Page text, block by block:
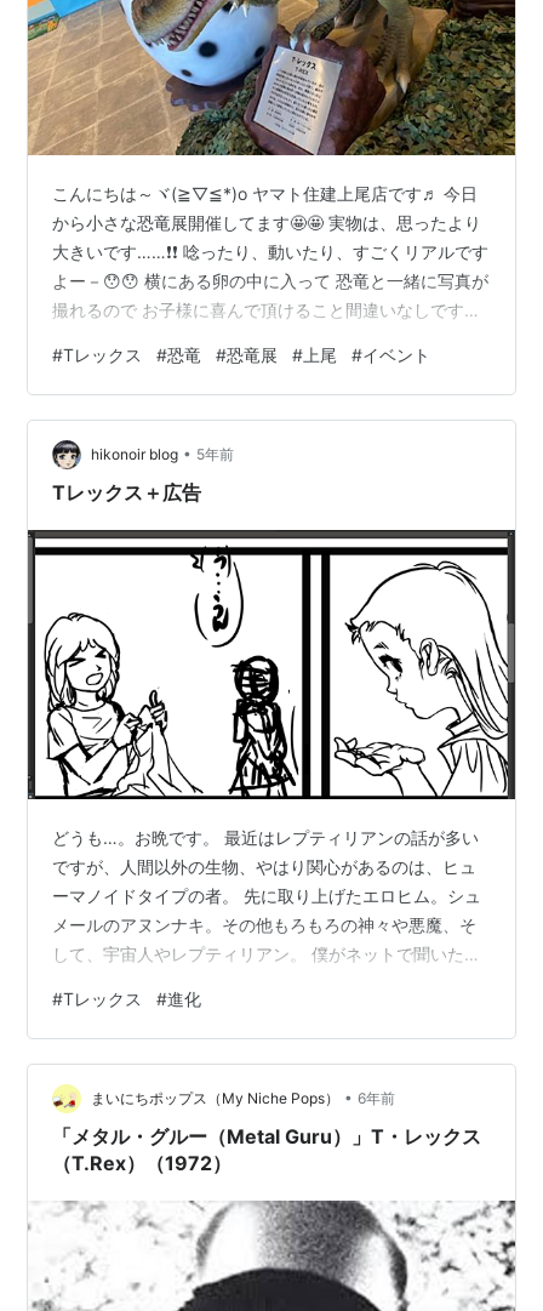
こんにちは～ヾ(≧▽≦*)o ヤマト住建上尾店です♬ 今日
から小さな恐竜展開催してます🤩🤩 実物は、思ったより
大きいです……❗❗ 唸ったり、動いたり、すごくリアルです
よー－😯😯 横にある卵の中に入って 恐竜と一緒に写真が
撮れるので お子様に喜んで頂けること間違いなしです✨
ります😊 ご来店予約はこちらから↓↓ reg34.smp.ne.jp
#Tレックス #恐竜 #恐竜展 # 上尾 #イベント
hikonoir blog • 5年前
Tレックス＋広告
どうも…。お晩です。 最近はレプティリアンの話が多い
ですが、人間以外の生物、やはり関心があるのは、ヒュ
ーマノイドタイプの者。 先に取り上げたエロヒム。シュ
メールのアヌンナキ。その他もろもろの神々や悪魔、そ
して、宇宙人やレプティリアン。 僕がネットで聞いた
は…？いっこうに謎が深まるばかり。 自然淘汰、適者生
存などと説を唱えますが、生まれて体得した肉体機能…
例えば筋肉隆々になったとします。じゃあその人の子供
も筋肉隆々になるか…。 確かに、気質や性格みたいなも
のは遺伝しますが、それは進化ではありません。進化と
いうからには進んでないといけませんが、何が環…
#Tレックス #進化
まいにちポップス（My Niche Pops） • 6年前
「メタル・グルー（Metal Guru）」T・レックス
（T.Rex）（1972）